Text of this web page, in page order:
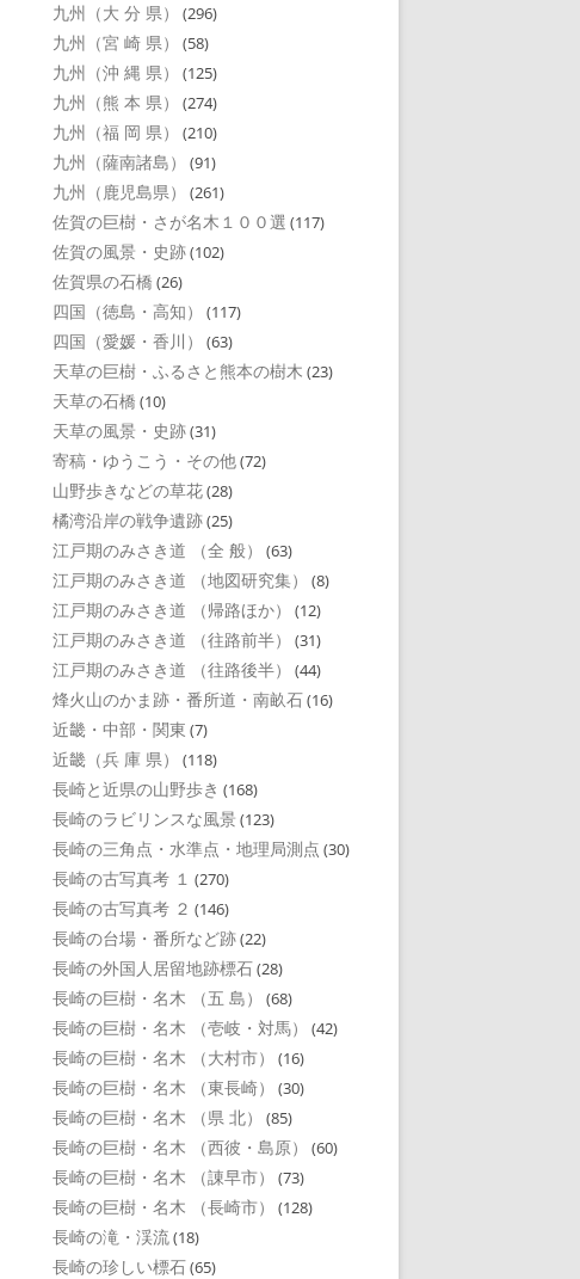
九州（大 分 県） (296)
九州（宮 崎 県） (58)
九州（沖 縄 県） (125)
九州（熊 本 県） (274)
九州（福 岡 県） (210)
九州（薩南諸島） (91)
九州（鹿児島県） (261)
佐賀の巨樹・さが名木１００選 (117)
佐賀の風景・史跡(102)
佐賀県の石橋 (26)
四国（徳島・高知） (117)
四国（愛媛・香川） (63)
天草の巨樹・ふるさと熊本の樹木 (23)
天草の石橋 (10)
天草の風景・史跡(31)
寄稿・ゆうこう・その他(72)
山野歩きなどの草花(28)
橘湾沿岸の戦争遺跡(25)
江戸期のみさき道 （全 般） (63)
江戸期のみさき道 （地図研究集） (8)
江戸期のみさき道 （帰路ほか） (12)
江戸期のみさき道 （往路前半） (31)
江戸期のみさき道 （往路後半） (44)
烽火山のかま跡・番所道・南畝石(16)
近畿・中部・関東 (7)
近畿（兵 庫 県） (118)
長崎と近県の山野歩き (168)
長崎のラビリンスな風景 (123)
長崎の三角点・水準点・地理局測点 (30)
長崎の古写真考 １ (270)
長崎の古写真考 ２ (146)
長崎の台場・番所など跡(22)
長崎の外国人居留地跡標石(28)
長崎の巨樹・名木 （五 島） (68)
長崎の巨樹・名木 （壱岐・対馬） (42)
長崎の巨樹・名木 （大村市） (16)
長崎の巨樹・名木 （東長崎） (30)
長崎の巨樹・名木 （県 北） (85)
長崎の巨樹・名木 （西彼・島原） (60)
長崎の巨樹・名木 （諌早市） (73)
長崎の巨樹・名木 （長崎市） (128)
長崎の滝・渓流(18)
長崎の珍しい標石(65)